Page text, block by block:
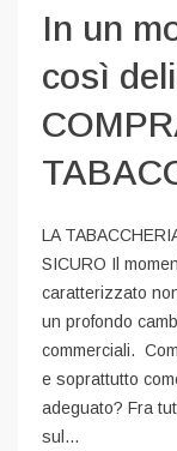
In un
così
LA
SICURO Il
caratterizzato
un profondo
commerciali.
e soprattutto
adeguato? Fra
sul...